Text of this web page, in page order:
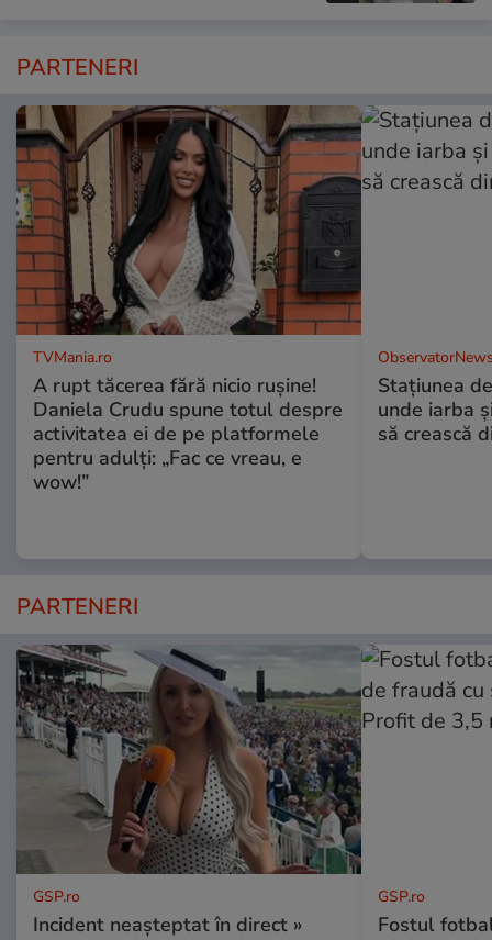
PARTENERI
TVMania.ro
A rupt tăcerea fără nicio rușine!
Daniela Crudu spune totul despre
activitatea ei de pe platformele
pentru adulți: „Fac ce vreau, e
wow!”
Stațiunea
unde iarba
să crească
PARTENERI
GSP.ro
Incident neașteptat în direct »
GSP.ro
Fostul